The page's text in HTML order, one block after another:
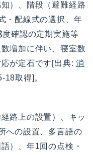
）、階段（避難経路
・配線式の選択、年
確認の定期実施等
増加に伴い、寝室数
が定石です[出典:消
18取得]。
路上の設置）、キッ
への設置、多言語の
）、年1回の点検・